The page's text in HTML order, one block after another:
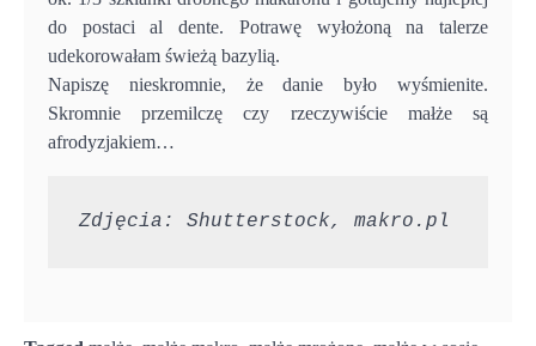
do postaci al dente. Potrawę wyłożoną na talerze
udekorowałam świeżą bazylią.
Napiszę nieskromnie, że danie było wyśmienite.
Skromnie przemilczę czy rzeczywiście małże są
afrodyzjakiem…
Zdjęcia: Shutterstock, makro.pl